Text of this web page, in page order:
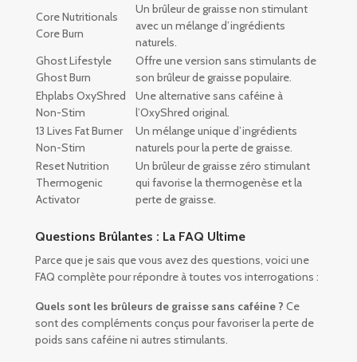
Core Nutritionals
Core Burn
Un brûleur de graisse non stimulant
avec un mélange d’ingrédients
naturels.
Ghost Lifestyle
Ghost Burn
Offre une version sans stimulants de
son brûleur de graisse populaire.
Ehplabs OxyShred
Non-Stim
Une alternative sans caféine à
l’OxyShred original.
13 Lives Fat Burner
Non-Stim
Un mélange unique d’ingrédients
naturels pour la perte de graisse.
Reset Nutrition
Thermogenic
Activator
Un brûleur de graisse zéro stimulant
qui favorise la thermogenèse et la
perte de graisse.
Questions Brûlantes : La FAQ Ultime
Parce que je sais que vous avez des questions, voici une
FAQ complète pour répondre à toutes vos interrogations :
Quels sont les brûleurs de graisse sans caféine ? Ce
sont des compléments conçus pour favoriser la perte de
poids sans caféine ni autres stimulants.